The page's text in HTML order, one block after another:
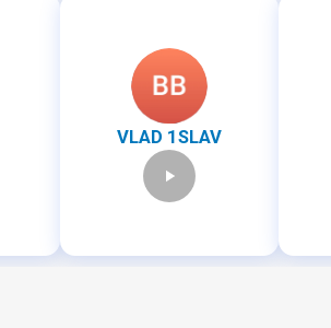
у Валерія робітників для
VLAD 1SLAV
Вызывали ребят.